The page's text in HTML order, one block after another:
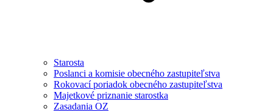
Starosta
Poslanci a komisie obecného zastupiteľstva
Rokovací poriadok obecného zastupiteľstva
Majetkové priznanie starostka
Zasadania OZ